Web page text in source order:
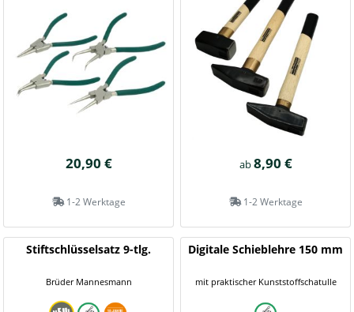
20,90 €
1-2 Werktage
ab8,90 €
1-2 Werktage
Stiftschlüsselsatz 9-tlg.
Brüder Mannesmann
Digitale Schieblehre 150 mm
mit praktischer Kunststoffschatulle